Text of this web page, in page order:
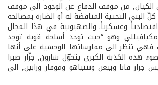
الكيان, من موقف الدفاع عن الوجود الى موقف
كلّ البنى التحتية المناقضة له أو الضارة بمصالحه
وعسكرياً. والصهيونية في هذا المجال
وهو “حيث توجد أسلحة قوية توجد
فهي تنظر الى ممارساتها الوحشية على أنها
هذه الكذبة الكبرى يتحوّل شارون, جزّار صبرا
جزار قانا وبيغن ونتنياهو وموفاز ورابين, الى